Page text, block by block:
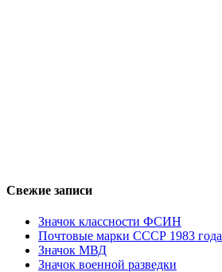
Свежие записи
Значок классности ФСИН
Почтовые марки СССР 1983 года
Значок МВД
Значок военной разведки